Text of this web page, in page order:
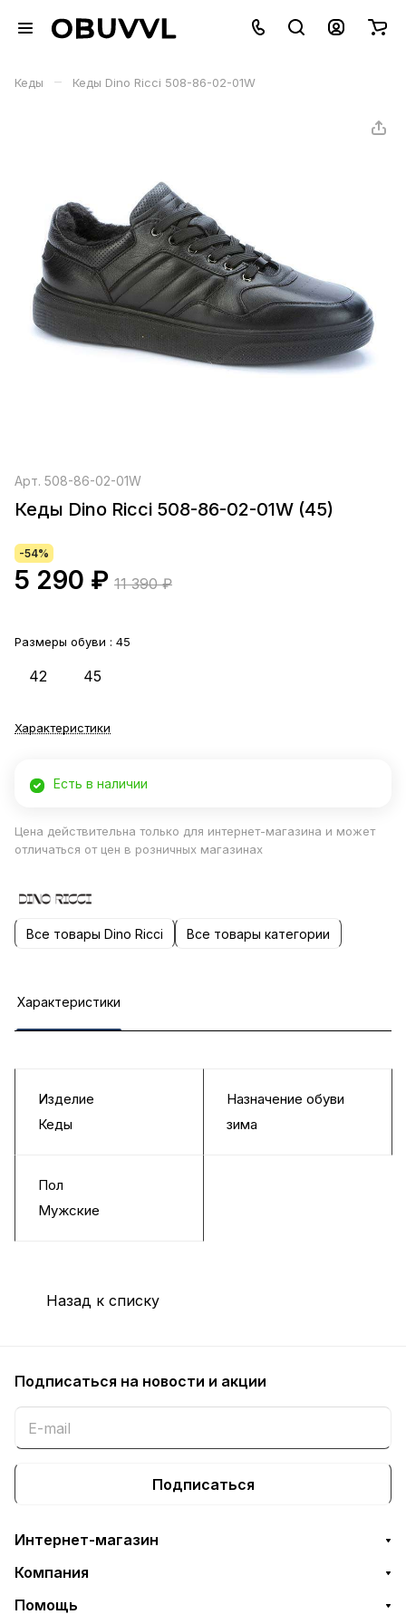
Кеды – Кеды Dino Ricci 508-86-02-01W
Арт. 508-86-02-01W
Кеды Dino Ricci 508-86-02-01W (45)
-54%
5 290 ₽ 11 390 ₽
Размеры обуви : 45
42 45
Характеристики
Есть в наличии
Цена действительна только для интернет-магазина и может
отличаться от цен в розничных магазинах
Все товары Dino Ricci Все товары категории
Характеристики
Изделие
Кеды
Назначение обуви
зима
Пол
Мужские
Назад к списку
Подписаться на новости и акции
Подписаться
Интернет-магазин
Компания
Помощь